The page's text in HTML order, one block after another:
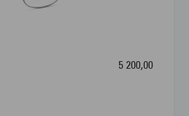
5 200,00